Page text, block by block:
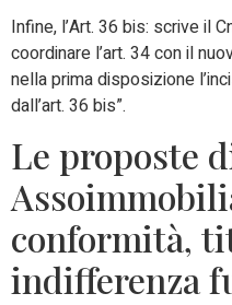
Infine, l’Art. 36 bis: scrive il
coordinare l’art. 34 con il
nella prima disposizione
dall’art. 36 bis”.
Le proposte
conformità,
indifferenza